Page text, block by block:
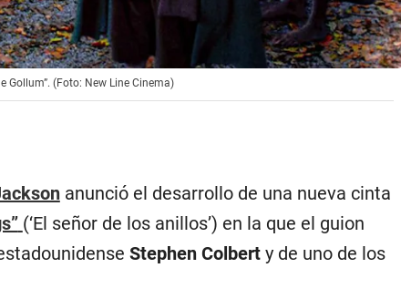
Gollum”. (Foto: New Line Cinema)
anunció el desarrollo de una nueva cinta
(‘El señor de los anillos’) en la que el guion
Stephen Colbert y de uno de los